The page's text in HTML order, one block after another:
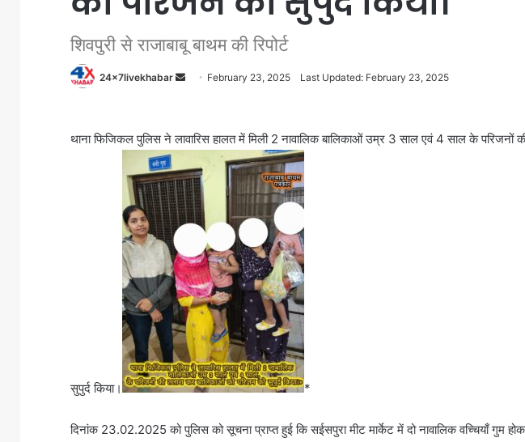
शिवपुरी से राजाबाबू बाथम की रिपोर्ट
24x7livekhabar
Send February 23, 2025 Last Updated: February 23, 2025
थाना फिजिकल पुलिस ने लावारिस हालत में मिली 2 नावालिक बालिकाओं उम्र 3 साल एवं 4 साल के परिजनों
सुपुर्द किया। *
दिनांक 23.02.2025 को पुलिस को सूचना प्राप्त हुई कि सईसपुरा मीट मार्केट में दो नावालिक वच्चियाँ गुम